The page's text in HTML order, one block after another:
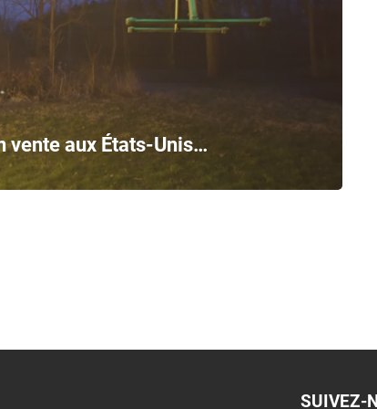
vente aux États-Unis…
SUIVEZ-